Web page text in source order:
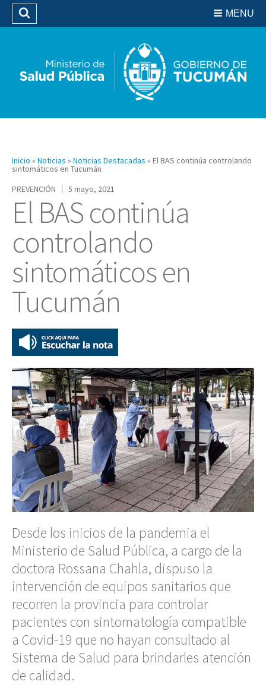
Biblioteca
MENU
Buscar
Inicio » Noticias » Noticias Destacadas » El BAS continúa controlando
sintomáticos en Tucumán
PREVENCIÓN
5 mayo, 2021
El BAS continúa
controlando
sintomáticos en
Tucumán
Desde los inicios de la pandemia el
Ministerio de Salud Pública, a cargo de la
doctora Rossana Chahla, dispuso la
intervención de equipos sanitarios que
recorren la provincia para controlar
pacientes con sintomatología compatible
a Covid-19 que no hayan consultado al
Sistema de Salud para brindarles atención
de calidad.